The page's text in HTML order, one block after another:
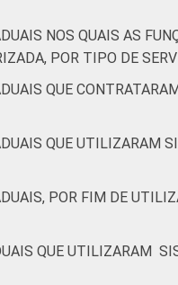
NOS QUAIS AS
POR TIPO DE
QUE
QUE UTILIZARAM
POR FIM DE
QUE UTILIZARAM